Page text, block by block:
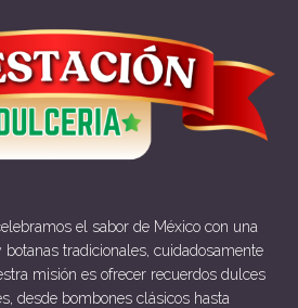
el sabor de México con una
tradicionales, cuidadosamente
misión es ofrecer recuerdos dulces
desde bombones clásicos hasta